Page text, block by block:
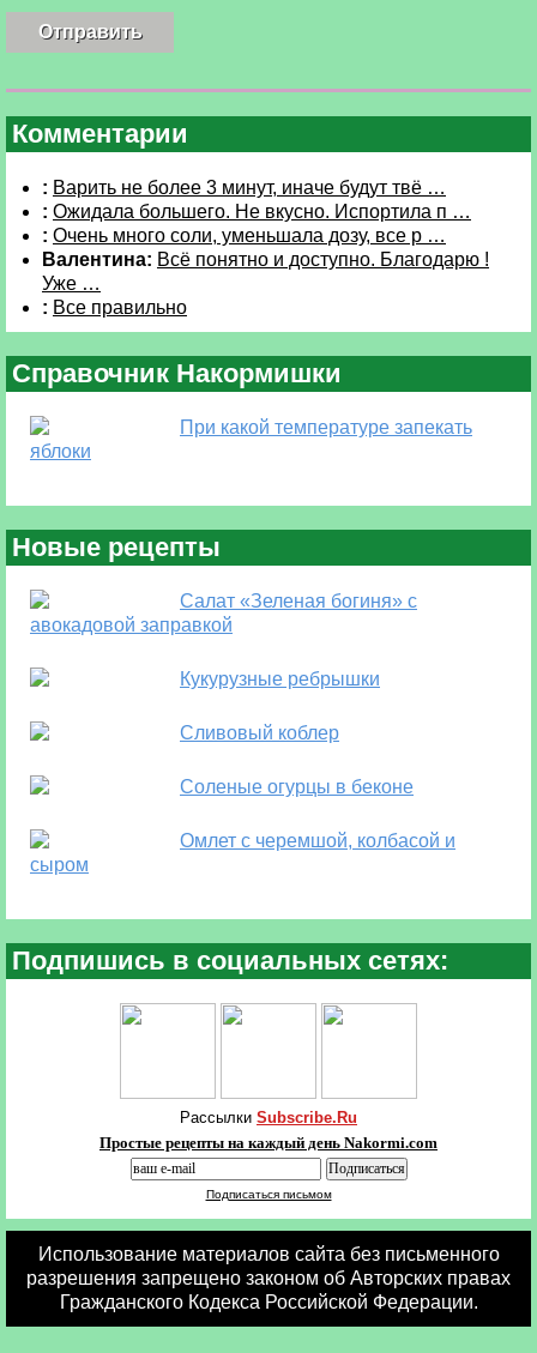
Комментарии
: Варить не более 3 минут, иначе будут твё …
: Ожидала большего. Не вкусно. Испортила п …
: Очень много соли, уменьшала дозу, все р …
Валентина: Всё понятно и доступно. Благодарю !
Уже …
: Все правильно
Справочник Накормишки
При какой температуре запекать
яблоки
Новые рецепты
Салат «Зеленая богиня» с
авокадовой заправкой
Кукурузные ребрышки
Сливовый коблер
Соленые огурцы в беконе
Омлет с черемшой, колбасой и
сыром
Подпишись в социальных сетях:
Рассылки Subscribe.Ru
Простые рецепты на каждый день Nakormi.com
Подписаться письмом
Использование материалов сайта без письменного
разрешения запрещено законом об Авторских правах
Гражданского Кодекса Российской Федерации.